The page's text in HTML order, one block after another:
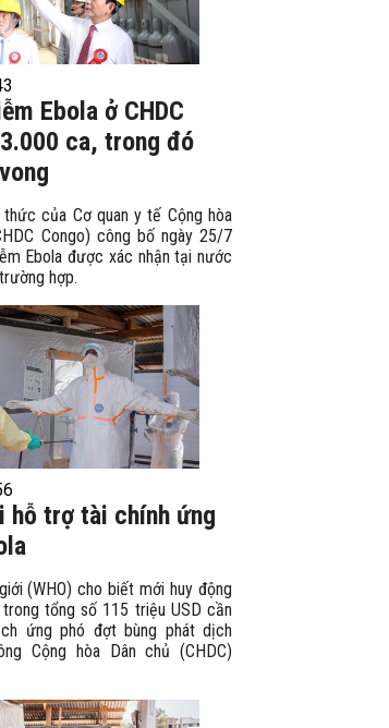
Ebola ở CHDC
ca, trong đó
của Cơ quan y tế Cộng hòa
Congo) công bố ngày 25/7
Ebola được xác nhận tại nước
hợp.
hỗ trợ tài chính ứng
(WHO) cho biết mới huy động
tổng số 115 triệu USD cần
ứng phó đợt bùng phát dịch
Cộng hòa Dân chủ (CHDC)